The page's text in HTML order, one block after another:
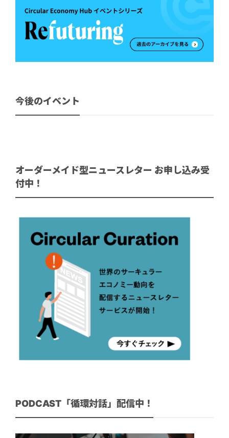
今後のイベント
オーダーメイド型ニュースレター お申し込み受
付中！
PODCAST「循環対話」配信中！